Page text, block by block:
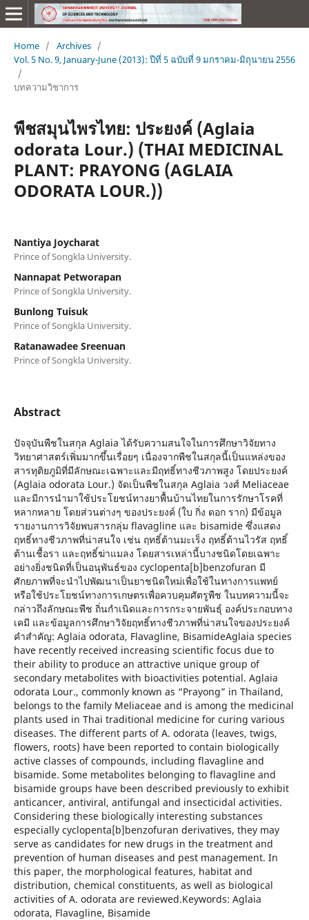
Home / Archives /
Vol. 5 No. 9, January-June (2013): ปีที่ 5 ฉบับที่ 9 มกราคม-มิถุนายน 2556
/
บทความวิชาการ
พืชสมุนไพรไทย: ประยงค์ (Aglaia
odorata Lour.) (THAI MEDICINAL
PLANT: PRAYONG (AGLAIA
ODORATA LOUR.))
Nantiya Joycharat
Prince of Songkla University.
Nannapat Petworapan
Prince of Songkla University.
Bunlong Tuisuk
Prince of Songkla University.
Ratanawadee Sreenuan
Prince of Songkla University.
Abstract
ปัจจุบันพืชในสกุล Aglaia ได้รับความสนใจในการศึกษาวิจัยทาง
วิทยาศาสตร์เพิ่มมากขึ้นเรื่อยๆ เนื่องจากพืชในสกุลนี้เป็นแหล่งของ
สารทุติยภูมิที่มีลักษณะเฉพาะและมีฤทธิ์ทางชีวภาพสูง โดยประยงค์
(Aglaia odorata Lour.) จัดเป็นพืชในสกุล Aglaia วงศ์ Meliaceae
และมีการนำมาใช้ประโยชน์ทางยาพื้นบ้านไทยในการรักษาโรคที่
หลากหลาย โดยส่วนต่างๆ ของประยงค์ (ใบ กิ่ง ดอก ราก) มีข้อมูล
รายงานการวิจัยพบสารกลุ่ม flavagline และ bisamide ซึ่งแสดง
ฤทธิ์ทางชีวภาพที่น่าสนใจ เช่น ฤทธิ์ต้านมะเร็ง ฤทธิ์ต้านไวรัส ฤทธิ์
ต้านเชื้อรา และฤทธิ์ฆ่าแมลง โดยสารเหล่านี้บางชนิดโดยเฉพาะ
อย่างยิ่งชนิดที่เป็นอนุพันธ์ของ cyclopenta[b]benzofuran มี
ศักยภาพที่จะนำไปพัฒนาเป็นยาชนิดใหม่เพื่อใช้ในทางการแพทย์
หรือใช้ประโยชน์ทางการเกษตรเพื่อควบคุมศัตรูพืช ในบทความนี้จะ
กล่าวถึงลักษณะพืช ถิ่นกำเนิดและการกระจายพันธุ์ องค์ประกอบทาง
เคมี และข้อมูลการศึกษาวิจัยฤทธิ์ทางชีวภาพที่น่าสนใจของประยงค์
คำสำคัญ: Aglaia odorata, Flavagline, BisamideAglaia species
have recently received increasing scientific focus due to
their ability to produce an attractive unique group of
secondary metabolites with bioactivities potential. Aglaia
odorata Lour., commonly known as “Prayong” in Thailand,
belongs to the family Meliaceae and is among the medicinal
plants used in Thai traditional medicine for curing various
diseases. The different parts of A. odorata (leaves, twigs,
flowers, roots) have been reported to contain biologically
active classes of compounds, including flavagline and
bisamide. Some metabolites belonging to flavagline and
bisamide groups have been described previously to exhibit
anticancer, antiviral, antifungal and insecticidal activities.
Considering these biologically interesting substances
especially cyclopenta[b]benzofuran derivatives, they may
serve as candidates for new drugs in the treatment and
prevention of human diseases and pest management. In
this paper, the morphological features, habitat and
distribution, chemical constituents, as well as biological
activities of A. odorata are reviewed.Keywords: Aglaia
odorata, Flavagline, Bisamide